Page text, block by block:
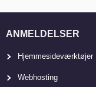
ANMELDELSER
Hjemmesideværktøjer
Webhosting